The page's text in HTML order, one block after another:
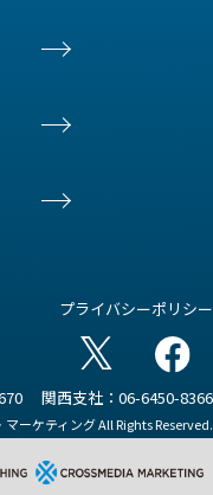
プライバシーポリシー
関西支社：06-6450-8366
ーケティング All Rights Reserved.